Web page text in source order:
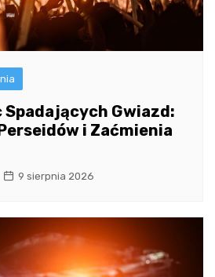
Spadających Gwiazd:
i Zaćmienia
9 sierpnia 2026